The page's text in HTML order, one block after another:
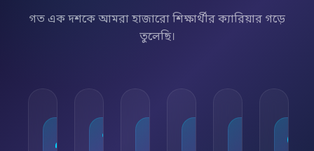
গত এক দশকে আমরা হাজারো শিক্ষার্থীর ক্যারিয়ার গড়ে
তুলেছি।